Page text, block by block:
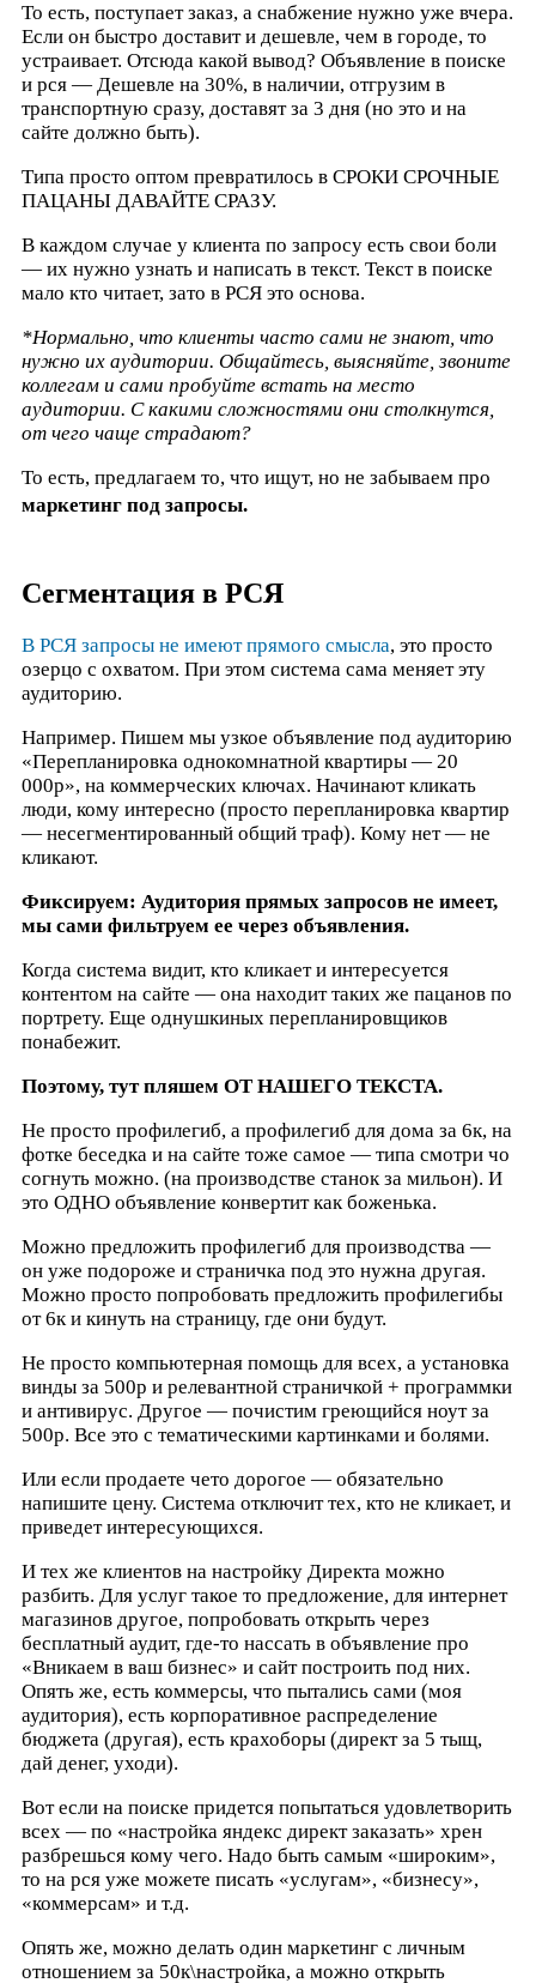
То есть, поступает заказ, а снабжение нужно уже вчера.
Если он быстро доставит и дешевле, чем в городе, то
устраивает. Отсюда какой вывод? Объявление в поиске
и рся — Дешевле на 30%, в наличии, отгрузим в
транспортную сразу, доставят за 3 дня (но это и на
сайте должно быть).
Типа просто оптом превратилось в СРОКИ СРОЧНЫЕ
ПАЦАНЫ ДАВАЙТЕ СРАЗУ.
В каждом случае у клиента по запросу есть свои боли
— их нужно узнать и написать в текст. Текст в поиске
мало кто читает, зато в РСЯ это основа.
*Нормально, что клиенты часто сами не знают, что
нужно их аудитории. Общайтесь, выясняйте, звоните
коллегам и сами пробуйте встать на место
аудитории. С какими сложностями они столкнутся,
от чего чаще страдают?
То есть, предлагаем то, что ищут, но не забываем про
маркетинг под запросы.
Сегментация в РСЯ
В РСЯ запросы не имеют прямого смысла, это просто
озерцо с охватом. При этом система сама меняет эту
аудиторию.
Например. Пишем мы узкое объявление под аудиторию
«Перепланировка однокомнатной квартиры — 20
000р», на коммерческих ключах. Начинают кликать
люди, кому интересно (просто перепланировка квартир
— несегментированный общий траф). Кому нет — не
кликают.
Фиксируем: Аудитория прямых запросов не имеет,
мы сами фильтруем ее через объявления.
Когда система видит, кто кликает и интересуется
контентом на сайте — она находит таких же пацанов по
портрету. Еще однушкиных перепланировщиков
понабежит.
Поэтому, тут пляшем ОТ НАШЕГО ТЕКСТА.
Не просто профилегиб, а профилегиб для дома за 6к, на
фотке беседка и на сайте тоже самое — типа смотри чо
согнуть можно. (на производстве станок за мильон). И
это ОДНО объявление конвертит как боженька.
Можно предложить профилегиб для производства —
он уже подороже и страничка под это нужна другая.
Можно просто попробовать предложить профилегибы
от 6к и кинуть на страницу, где они будут.
Не просто компьютерная помощь для всех, а установка
винды за 500р и релевантной страничкой + программки
и антивирус. Другое — почистим греющийся ноут за
500р. Все это с тематическими картинками и болями.
Или если продаете чето дорогое — обязательно
напишите цену. Система отключит тех, кто не кликает, и
приведет интересующихся.
И тех же клиентов на настройку Директа можно
разбить. Для услуг такое то предложение, для интернет
магазинов другое, попробовать открыть через
бесплатный аудит, где-то нассать в объявление про
«Вникаем в ваш бизнес» и сайт построить под них.
Опять же, есть коммерсы, что пытались сами (моя
аудитория), есть корпоративное распределение
бюджета (другая), есть крахоборы (директ за 5 тыщ,
дай денег, уходи).
Вот если на поиске придется попытаться удовлетворить
всех — по «настройка яндекс директ заказать» хрен
разбрешься кому чего. Надо быть самым «широким»,
то на рся уже можете писать «услугам», «бизнесу»,
«коммерсам» и т.д.
Опять же, можно делать один маркетинг с личным
отношением за 50к\настройка, а можно открыть